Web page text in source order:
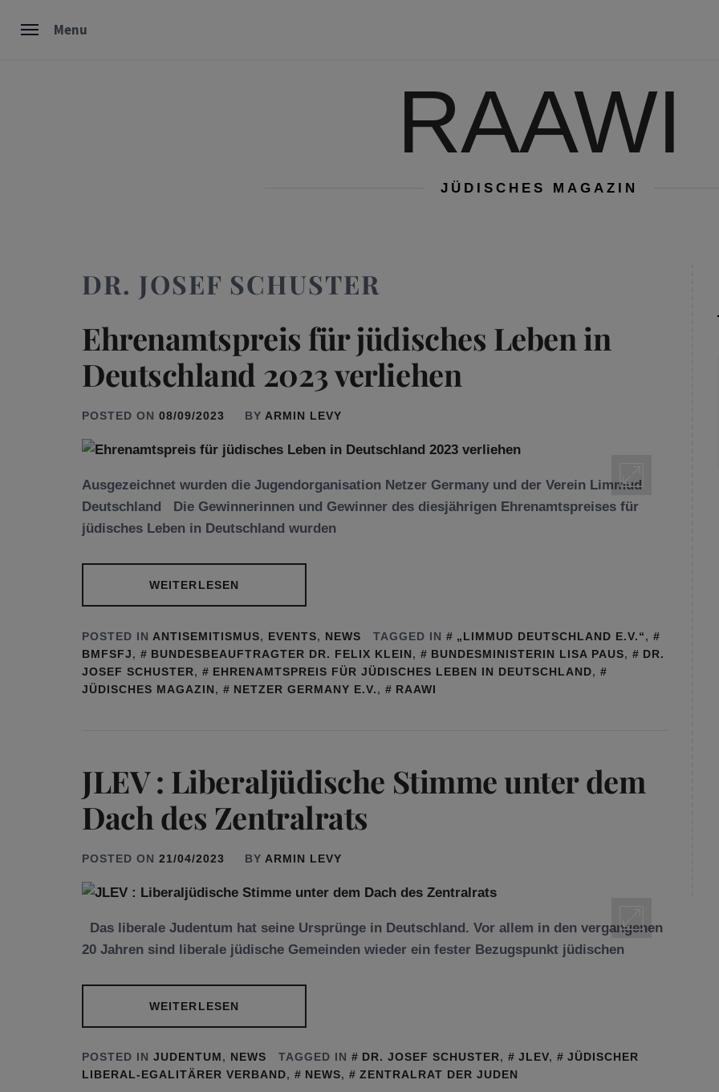
Menu
RAAWI
JÜDISCHES MAGAZIN
DR. JOSEF SCHUSTER
Ehrenamtspreis für jüdisches Leben in
Deutschland 2023 verliehen
POSTED ON 08/09/2023 BY ARMIN LEVY
Ausgezeichnet wurden die Jugendorganisation Netzer Germany und der Verein Limmud
Deutschland Die Gewinnerinnen und Gewinner des diesjährigen Ehrenamtspreises für
jüdisches Leben in Deutschland wurden
WEITERLESEN
POSTED IN ANTISEMITISMUS, EVENTS, NEWS TAGGED IN „LIMMUD DEUTSCHLAND E.V.“,
BMFSFJ, BUNDESBEAUFTRAGTER DR. FELIX KLEIN, BUNDESMINISTERIN LISA PAUS,
DR.
JOSEF SCHUSTER, EHRENAMTSPREIS FÜR JÜDISCHES LEBEN IN DEUTSCHLAND,
JÜDISCHES MAGAZIN, NETZER GERMANY E.V., RAAWI
JLEV : Liberaljüdische Stimme unter dem
Dach des Zentralrats
POSTED ON 21/04/2023 BY ARMIN LEVY
Das liberale Judentum hat seine Ursprünge in Deutschland. Vor allem in den vergangenen
20 Jahren sind liberale jüdische Gemeinden wieder ein fester Bezugspunkt jüdischen
WEITERLESEN
POSTED IN JUDENTUM, NEWS TAGGED IN DR. JOSEF SCHUSTER, JLEV,
JÜDISCHER
LIBERAL-EGALITÄRER VERBAND, NEWS, ZENTRALRAT DER JUDEN